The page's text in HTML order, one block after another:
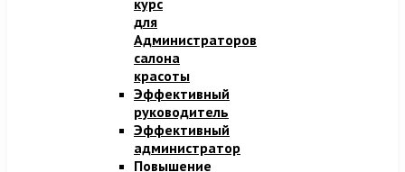
курс
для
Администраторов
салона
красоты
Эффективный
руководитель
Эффективный
администратор
Повышение